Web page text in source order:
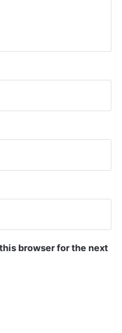
browser for the next